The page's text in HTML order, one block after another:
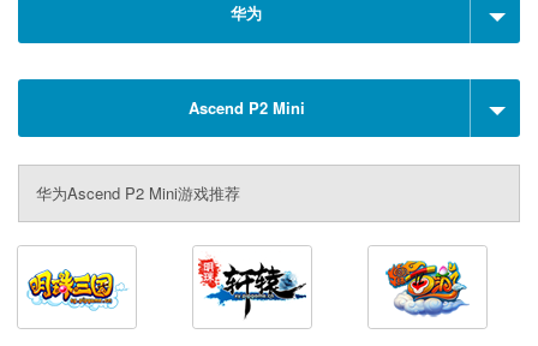
华为
Ascend P2 Mini
华为Ascend P2 Mini游戏推荐